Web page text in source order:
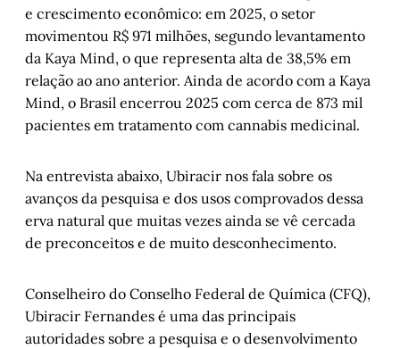
e crescimento econômico: em 2025, o setor
movimentou R$ 971 milhões, segundo levantamento
da Kaya Mind, o que representa alta de 38,5% em
relação ao ano anterior. Ainda de acordo com a Kaya
Mind, o Brasil encerrou 2025 com cerca de 873 mil
pacientes em tratamento com cannabis medicinal.
Na entrevista abaixo, Ubiracir nos fala sobre os
avanços da pesquisa e dos usos comprovados dessa
erva natural que muitas vezes ainda se vê cercada
de preconceitos e de muito desconhecimento.
Conselheiro do Conselho Federal de Química (CFQ),
Ubiracir Fernandes é uma das principais
autoridades sobre a pesquisa e o desenvolvimento